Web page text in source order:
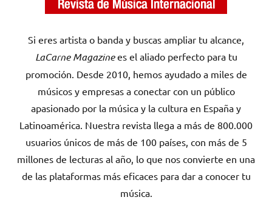
Si eres artista o banda y buscas ampliar tu alcance,
LaCarne Magazinees el aliado perfecto para tu
promoción. Desde 2010, hemos ayudado a miles de
músicos y empresas a conectar con un público
apasionado por la música y la cultura en España y
Latinoamérica. Nuestra revista llega a más de 800.000
usuarios únicos de más de 100 países, con más de 5
millones de lecturas al año, lo que nos convierte en una
de las plataformas más eficaces para dar a conocer tu
música.